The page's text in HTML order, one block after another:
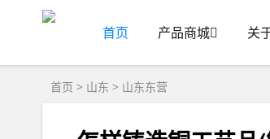
首页 产品商城 关
首页 > 山东 > 山东东营